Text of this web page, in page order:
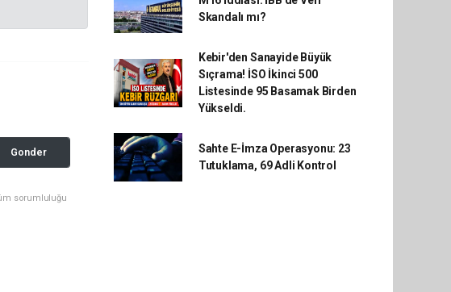
Gonder
sorumluluğu
Skandalı mı?
Kebir'den Sanayide Büyük
Sıçrama! İSO İkinci 500
Listesinde 95 Basamak Birden
Yükseldi.
Sahte E-İmza Operasyonu: 23
Tutuklama, 69 Adli Kontrol